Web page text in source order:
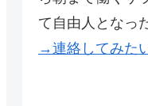
て自由人となっ
→連絡してみた